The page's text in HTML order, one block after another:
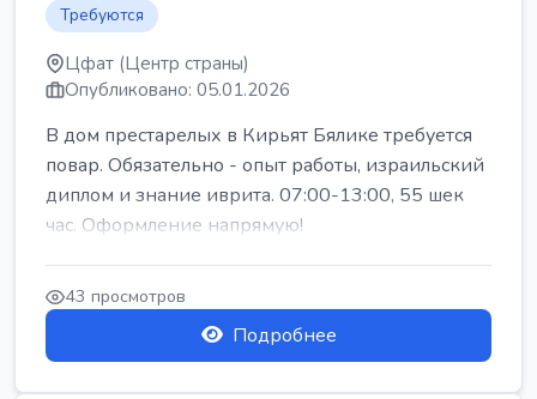
Требуются
Цфат (Центр страны)
Опубликовано: 05.01.2026
В дом престарелых в Кирьят Бялике требуется
повар. Обязательно - опыт работы, израильский
диплом и знание иврита. 07:00-13:00, 55 шек
час. Оформление напрямую!
43 просмотров
Подробнее